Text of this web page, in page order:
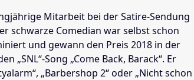
Mitarbeit bei der Satire-Sendung
schwarze Comedian war selbst schon
und gewann den Preis 2018 in der
„SNL“-Song „Come Back, Barack“. Er
„Barbershop 2“ oder „Nicht schon